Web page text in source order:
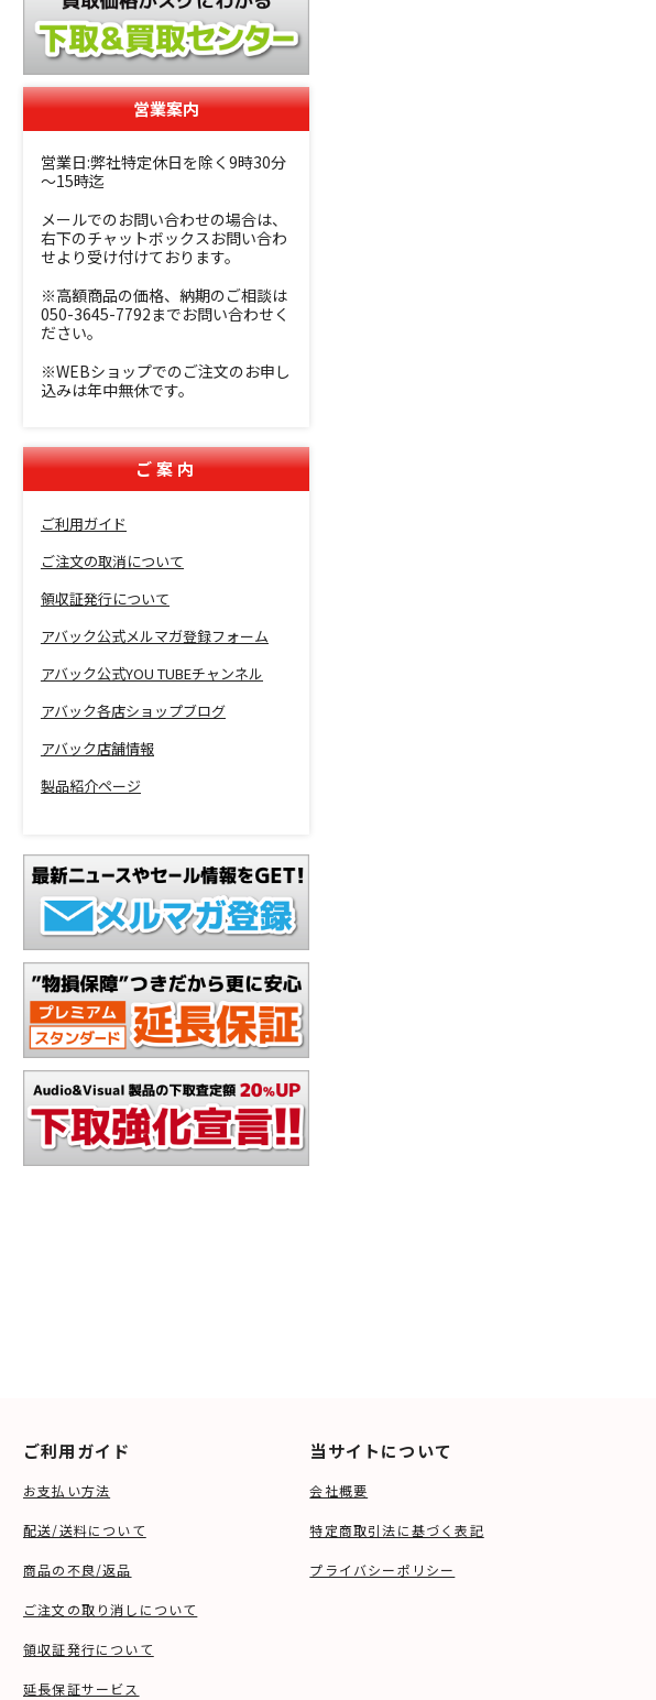
営業案内
営業日:弊社特定休日を除く9時30分
～15時迄
メールでのお問い合わせの場合は、
右下のチャットボックスお問い合わ
せより受け付けております。
※高額商品の価格、納期のご相談は
050-3645-7792までお問い合わせく
ださい。
※WEBショップでのご注文のお申し
込みは年中無休です。
ご案内
ご利用ガイド
ご注文の取消について
領収証発行について
アバック公式メルマガ登録フォーム
アバック公式YOU TUBEチャンネル
アバック各店ショップブログ
アバック店舗情報
製品紹介ページ
ご利用ガイド
お支払い方法
配送/送料について
商品の不良/返品
ご注文の取り消しについて
領収証発行について
延長保証サービス
当サイトについて
会社概要
特定商取引法に基づく表記
プライバシーポリシー